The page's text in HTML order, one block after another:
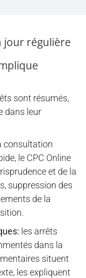
jour régulière
sont résumés,
dans leur
consultation
le CPC Online
et de la
suppression des
de la
les arrêts
dans la
situent
les expliquent